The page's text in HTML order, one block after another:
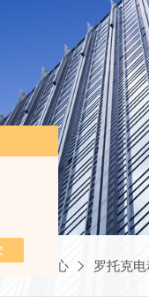
产品中心 罗托克